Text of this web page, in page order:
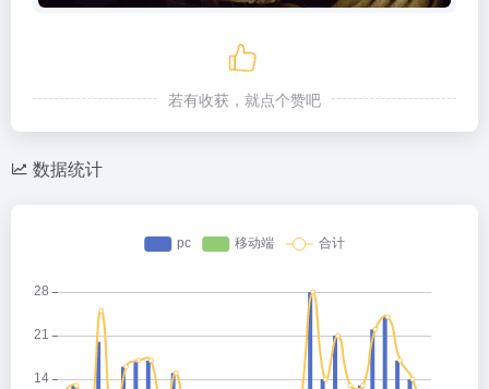
若有收获，就点个赞吧
数据统计